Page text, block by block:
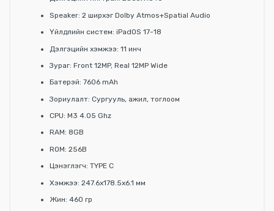
Speaker: 2 ширхэг Dolby Atmos+Spatial Audio
Үйлдлийн систем: iPadOS 17-18
Дэлгэцийн хэмжээ: 11 инч
Зураг: Front 12MP, Real 12MP Wide
Батерэй: 7606 mAh
Зориулалт: Сургууль, ажил, тоглоом
CPU: M3 4.05 Ghz
RAM: 8GB
ROM: 256B
Цэнэглэгч: TYPE C
Хэмжээ: 247.6x178.5x6.1 мм
Жин: 460 гр